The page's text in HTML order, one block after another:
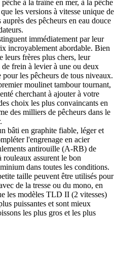
à la traîne en mer, à la pêche
les versions à vitesse unique de
des pêcheurs en eau douce
immédiatement par leur
incroyablement abordable. Bien
leurs frères plus chers, leur
frein à levier à une ou deux
pour les pêcheurs de tous niveaux.
moulinet tambour tournant,
cherchant à ajouter à votre
choix les plus convaincants en
des milliers de pêcheurs dans le
bâti en graphite fiable, léger et
l'engrenage en acier
antirouille (A-RB) de
rouleaux assurent le bon
dans toutes les conditions.
taille peuvent être utilisés pour
de la tresse ou du mono, en
les modèles TLD II (2 vitesses)
puissantes et sont mieux
les plus gros et les plus